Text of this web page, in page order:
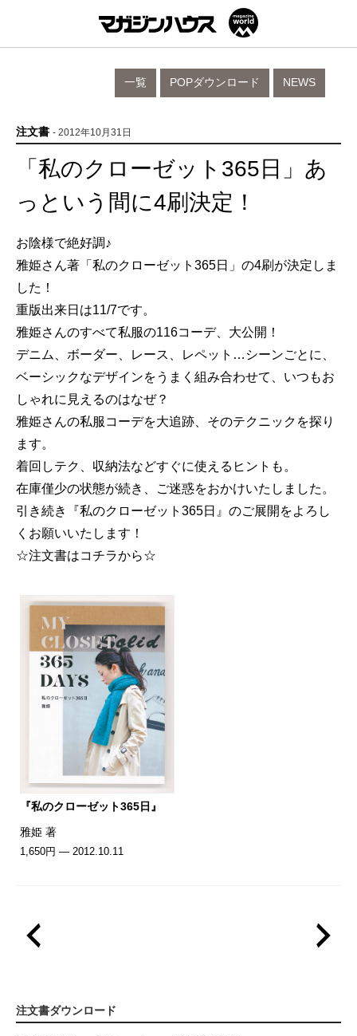
NEWS
POPダウンロード
一覧
注文書 - 2012年10月31日
「私のクローゼット365日」あ
っという間に4刷決定！
お陰様で絶好調♪
雅姫さん著「私のクローゼット365日」の4刷が決定しま
した！
重版出来日は11/7です。
雅姫さんのすべて私服の116コーデ、大公開！
デニム、ボーダー、レース、レペット…シーンごとに、
ベーシックなデザインをうまく組み合わせて、いつもお
しゃれに見えるのはなぜ？
雅姫さんの私服コーデを大追跡、そのテクニックを探り
ます。
着回しテク、収納法などすぐに使えるヒントも。
在庫僅少の状態が続き、ご迷惑をおかけいたしました。
引き続き『私のクローゼット365日』のご展開をよろし
くお願いいたします！
☆注文書はコチラから☆
『私のクローゼット365日』
雅姫 著
1,650円 — 2012.10.11
注文書ダウンロード